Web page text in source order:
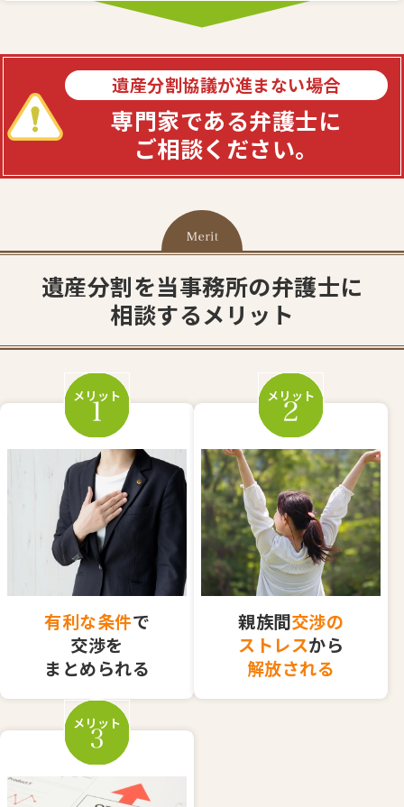
遺産分割協議が進まない場合
専門家である弁護士に
ご相談ください。
遺産分割を当事務所の弁護士に
相談するメリット
メリット
有利な条件で
交渉を
まとめられる
メリット
親族間交渉の
ストレスから
解放される
メリット